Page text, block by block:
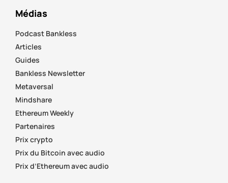
Médias
Podcast Bankless
Articles
Guides
Bankless Newsletter
Metaversal
Mindshare
Ethereum Weekly
Partenaires
Prix crypto
Prix du Bitcoin avec audio
Prix d’Ethereum avec audio